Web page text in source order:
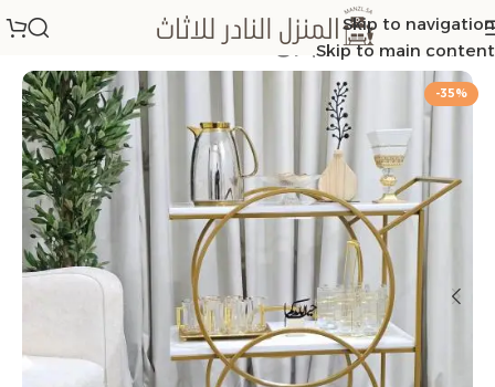
Skip to navigation
Skip to main content
الرئيسية/عربات تقديم ترلي
-35%